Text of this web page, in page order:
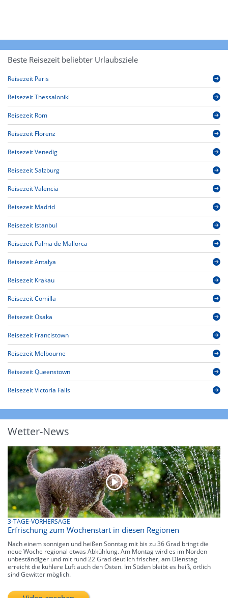
Beste Reisezeit beliebter Urlaubsziele
Reisezeit Paris
Reisezeit Thessaloniki
Reisezeit Rom
Reisezeit Florenz
Reisezeit Venedig
Reisezeit Salzburg
Reisezeit Valencia
Reisezeit Madrid
Reisezeit Istanbul
Reisezeit Palma de Mallorca
Reisezeit Antalya
Reisezeit Krakau
Reisezeit Comilla
Reisezeit Osaka
Reisezeit Francistown
Reisezeit Melbourne
Reisezeit Queenstown
Reisezeit Victoria Falls
Wetter-News
3-TAGE-VORHERSAGE
Erfrischung zum Wochenstart in diesen Regionen
Nach einem sonnigen und heißen Sonntag mit bis zu 36 Grad bringt die
neue Woche regional etwas Abkühlung. Am Montag wird es im Norden
unbeständiger und mit rund 22 Grad deutlich frischer, am Dienstag
erreicht die kühlere Luft auch den Osten. Im Süden bleibt es heiß, örtlich
sind Gewitter möglich.